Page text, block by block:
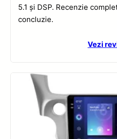
5.1 și DSP. Recenzie
concluzie.
Vezi